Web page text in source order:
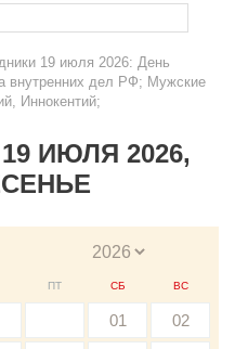
19 июля 2026: День
внутренних дел РФ; Мужские
Иннокентий;
ИЮЛЯ 2026,
ПТ СБ ВС
01 02